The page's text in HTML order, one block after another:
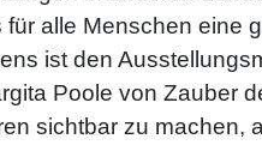
alle Menschen eine
ist den
Poole von Zauber
sichtbar zu machen,